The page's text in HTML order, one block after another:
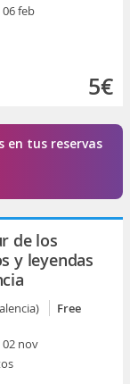
06 feb
5€
en tus reservas
de los
y leyendas
Free
02 nov